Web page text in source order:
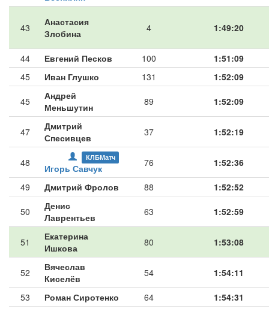
43
Анастасия
Злобина
4 1:49:20
44 Евгений Песков 100
1:51:09
45
Иван Глушко 131 1:52:09
45
Андрей
Меньшутин
89 1:52:09
47
Дмитрий
Спесивцев
37 1:52:19
48 КЛБМатч
Игорь Савчук 76 1:52:36
49 Дмитрий Фролов 88 1:52:52
50
Денис
Лаврентьев
63 1:52:59
51
Екатерина
Ишкова
80 1:53:08
52
Вячеслав
Киселёв
54 1:54:11
53 Роман Сиротенко 64 1:54:31